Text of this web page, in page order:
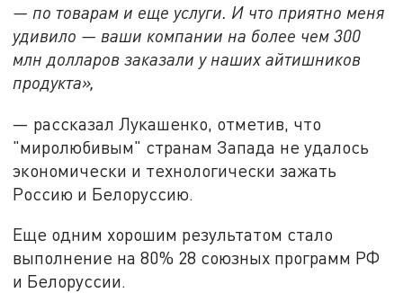
— по товарам и еще услуги. И что приятно меня
удивило — ваши компании на более чем 300
млн долларов заказали у наших айтишников
продукта»,
— рассказал Лукашенко, отметив, что
"миролюбивым" странам Запада не удалось
экономически и технологически зажать
Россию и Белоруссию.
Еще одним хорошим результатом стало
выполнение на 80% 28 союзных программ РФ
и Белоруссии.